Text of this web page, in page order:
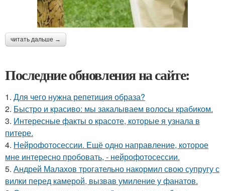
читать дальше →
Последние обновления на сайте:
1. Для чего нужна репетиция образа?
2. Быстро и красиво: мы закалываем волосы крабиком.
3. Интересные факты о красоте, которые я узнала в
питере.
4. Нейрофотосессии. Ещё одно направление, которое
мне интересно пробовать, - нейрофотосессии.
5. Андрей Малахов трогательно накормил свою супругу с
вилки перед камерой, вызвав умиление у фанатов.